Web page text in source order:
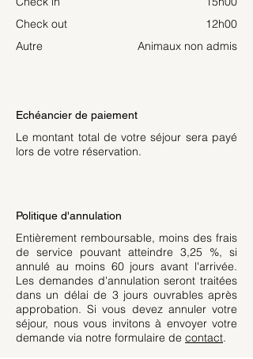
Check out
12h00
Autre
Animaux non admis
Echéancier de paiement
Le montant total de votre séjour sera payé
lors de votre réservation.
Politique d'annulation
Entièrement remboursable, moins des frais
de service pouvant atteindre 3,25 %, si
annulé au moins 60 jours avant l'arrivée.
Les demandes d'annulation seront traitées
dans un délai de 3 jours ouvrables après
approbation. Si vous devez annuler votre
séjour, nous vous invitons à envoyer votre
demande via notre formulaire de contact.